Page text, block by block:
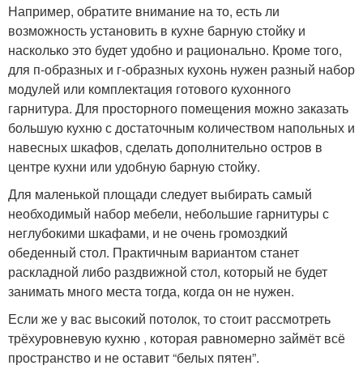
Например, обратите внимание на то, есть ли
возможность установить в кухне барную стойку и
насколько это будет удобно и рационально. Кроме того,
для п-образных и г-образных кухонь нужен разный набор
модулей или комплектация готового кухонного
гарнитура. Для просторного помещения можно заказать
большую кухню с достаточным количеством напольных и
навесных шкафов, сделать дополнительно остров в
центре кухни или удобную барную стойку.
Для маленькой площади следует выбирать самый
необходимый набор мебели, небольшие гарнитуры с
неглубокими шкафами, и не очень громоздкий
обеденный стол. Практичным вариантом станет
раскладной либо раздвижной стол, который не будет
занимать много места тогда, когда он не нужен.
Если же у вас высокий потолок, то стоит рассмотреть
трёхуровневую кухню , которая равномерно займёт всё
пространство и не оставит “белых пятен”.